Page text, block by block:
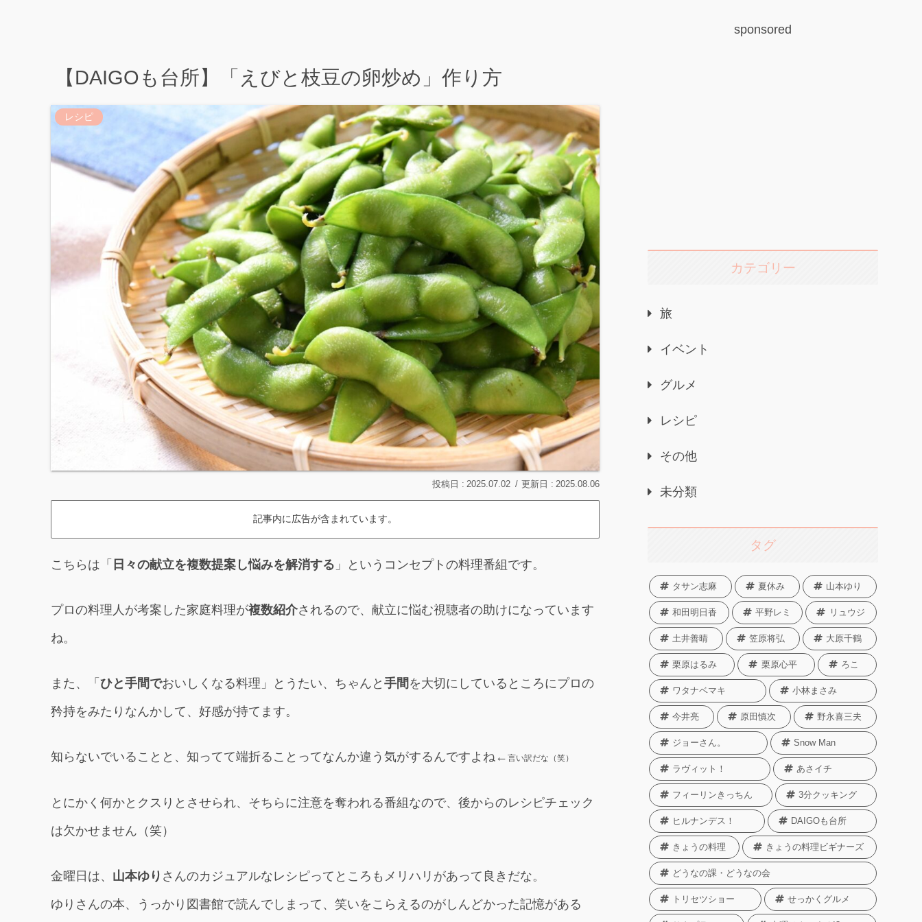
【DAIGOも台所】「えびと枝豆の卵炒め」作り方
レシピ
2025.07.02 2025.08.06
記事内に広告が含まれています。
こちらは「 日々の献立を複数提案し悩みを解消する 」というコンセプトの料理番組です。
プロの料理人が考案した家庭料理が複数紹介されるので、献立に悩む視聴者の助けになっています
ね。
また、「 ひと手間でおいしくなる料理」とうたい、ちゃんと 手間 を大切にしているところにプロの
矜持をみたりなんかして、好感が持てます。
知らないでいることと、知ってて端折ることってなんか違う気がするんですよね← 言い訳だな（笑）
とにかく何かとクスりとさせられ、そちらに注意を奪われる番組なので、後からのレシピチェック
は欠かせません（笑）
金曜日は、 山本ゆり さんのカジュアルなレシピってところもメリハリがあって良きだな。
ゆりさんの本、うっかり図書館で読んでしまって、笑いをこらえるのがしんどかった記憶がある
sponsored
カテゴリー
旅
イベント
グルメ
レシピ
その他
未分類
タグ
タサン志麻 夏休み 山本ゆり
和田明日香 平野レミ リュウジ
土井善晴 笠原将弘 大原千鶴
栗原はるみ 栗原心平 ろこ
ワタナベマキ 小林まさみ
今井亮 原田慎次 野永喜三夫
ジョーさん。 Snow Man
ラヴィット！ あさイチ
フィーリンきっちん 3分クッキング
ヒルナンデス！ DAIGOも台所
きょうの料理 きょうの料理ビギナーズ
どうなの課・どうなの会
トリセツショー せっかくグルメ